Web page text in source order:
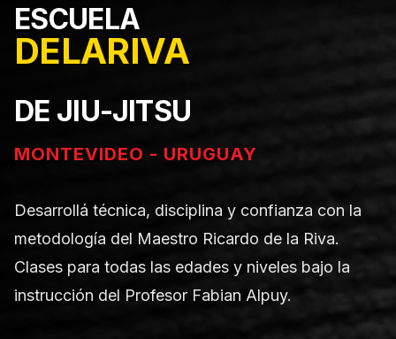
ESCUELA
DELARIVA
DE JIU-JITSU
MONTEVIDEO - URUGUAY
Desarrollá técnica, disciplina y confianza con la
metodología del Maestro Ricardo de la Riva.
Clases para todas las edades y niveles bajo la
instrucción del Profesor Fabian Alpuy.